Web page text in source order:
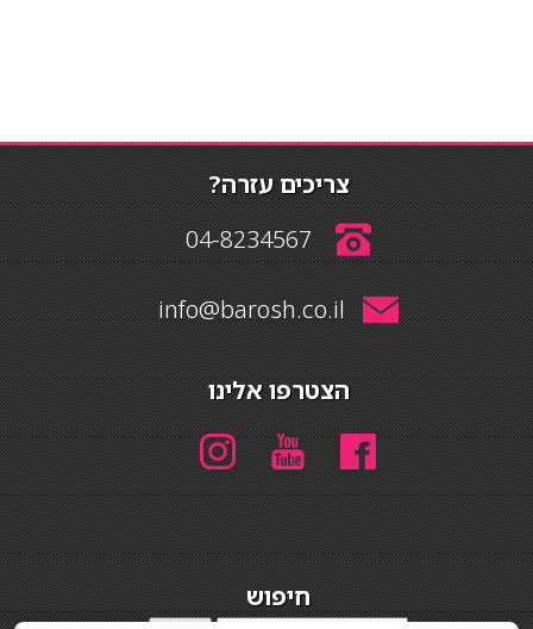
צריכים עזרה?
04-8234567
info@barosh.co.il
הצטרפו אלינו
חיפוש